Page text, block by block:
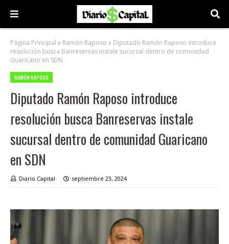
Página Principal Ramón Raposo
Diputado Ramón Raposo introduce
resolución busca Banreservas instale sucursal dentro de comunidad
Guaricano en SDN
RAMÓN RAPOSO
Diputado Ramón Raposo introduce
resolución busca Banreservas instale
sucursal dentro de comunidad Guaricano
en SDN
Diario Capital septiembre 23, 2024